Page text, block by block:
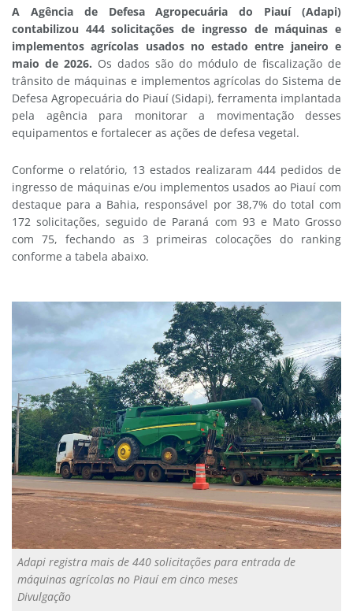
A Agência de Defesa Agropecuária do Piauí (Adapi)
contabilizou 444 solicitações de ingresso de máquinas e
implementos agrícolas usados no estado entre janeiro e
maio de 2026. Os dados são do módulo de fiscalização de
trânsito de máquinas e implementos agrícolas do Sistema de
Defesa Agropecuária do Piauí (Sidapi), ferramenta implantada
pela agência para monitorar a movimentação desses
equipamentos e fortalecer as ações de defesa vegetal.
Conforme o relatório, 13 estados realizaram 444 pedidos de
ingresso de máquinas e/ou implementos usados ao Piauí com
destaque para a Bahia, responsável por 38,7% do total com
172 solicitações, seguido de Paraná com 93 e Mato Grosso
com 75, fechando as 3 primeiras colocações do ranking
conforme a tabela abaixo.
Adapi registra mais de 440 solicitações para entrada de
máquinas agrícolas no Piauí em cinco meses
Divulgação